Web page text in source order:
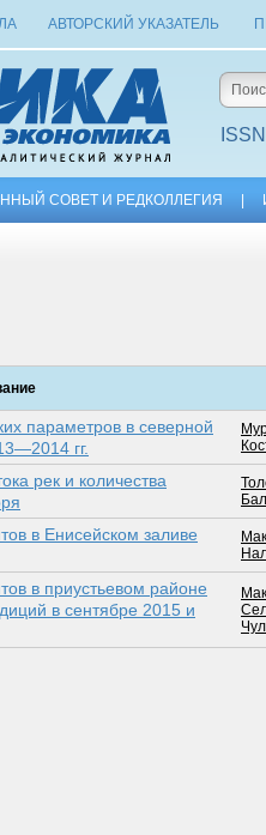
АВТОРСКИЙ УКАЗАТЕЛЬ
СОВЕТ И РЕДКОЛЛЕГИЯ
параметров в северной
гг.
рек и количества
в Енисейском заливе
в приустьевом районе
в сентябре 2015 и